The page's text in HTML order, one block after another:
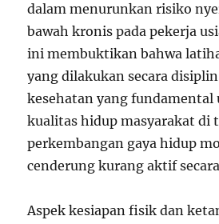
dalam menurunkan risiko
bawah kronis pada pekerja
ini membuktikan bahwa
yang dilakukan secara
kesehatan yang fundamental
kualitas hidup masyarakat di
perkembangan gaya hidup
cenderung kurang aktif
Aspek kesiapan fisik dan